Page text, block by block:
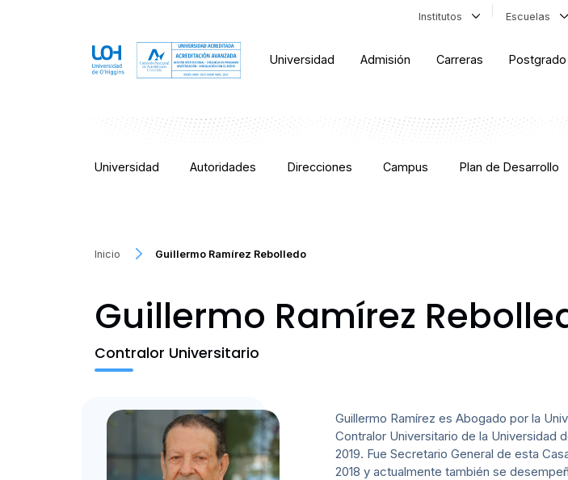
Institutos Escuelas
Universidad Admisión Carreras Postgrado
Universidad Autoridades Direcciones Campus Plan de Desarrollo
Inicio Guillermo Ramírez Rebolledo
Guillermo Ramírez
Contralor Universitario
Guillermo Ramírez es Abogado por la
Contralor Universitario de la Universidad
2019. Fue Secretario General de esta
2018 y actualmente también se